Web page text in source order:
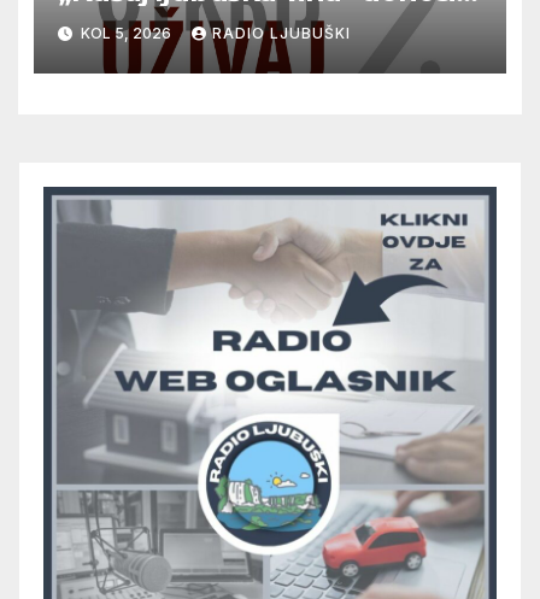
vrhunska vina, gastronomiju i
glazbu
KOL 5, 2026 RADIO LJUBUŠKI